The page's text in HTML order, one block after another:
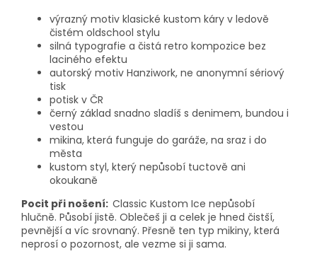
výrazný motiv klasické kustom káry v ledově
čistém oldschool stylu
silná typografie a čistá retro kompozice bez
laciného efektu
autorský motiv Hanziwork, ne anonymní sériový
tisk
potisk v ČR
černý základ snadno sladíš s denimem, bundou i
vestou
mikina, která funguje do garáže, na sraz i do
města
kustom styl, který nepůsobí tuctově ani
okoukaně
Pocit při nošení: Classic Kustom Ice nepůsobí
hlučně. Působí jistě. Oblečeš ji a celek je hned čistší,
pevnější a víc srovnaný. Přesně ten typ mikiny, která
neprosí o pozornost, ale vezme si ji sama.